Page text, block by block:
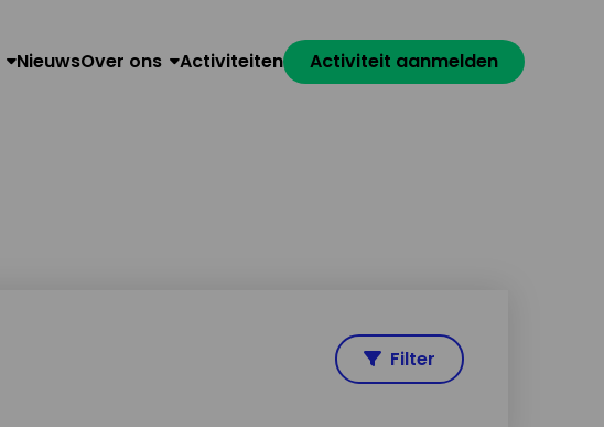
NieuwsOver ons Activiteiten Activiteit aanmelden
Filter